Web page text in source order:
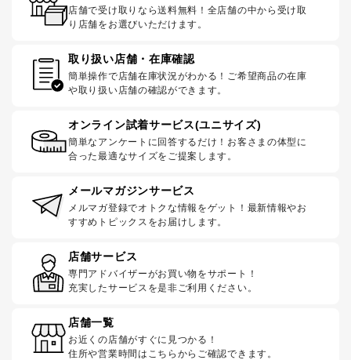
店舗で受け取りなら送料無料！全店舗の中から受け取
り店舗をお選びいただけます。
取り扱い店舗・在庫確認
簡単操作で店舗在庫状況がわかる！ご希望商品の在庫
や取り扱い店舗の確認ができます。
オンライン試着サービス(ユニサイズ)
簡単なアンケートに回答するだけ！お客さまの体型に
合った最適なサイズをご提案します。
メールマガジンサービス
メルマガ登録でオトクな情報をゲット！最新情報やお
すすめトピックスをお届けします。
店舗サービス
専門アドバイザーがお買い物をサポート！
充実したサービスを是非ご利用ください。
店舗一覧
お近くの店舗がすぐに見つかる！
住所や営業時間はこちらからご確認できます。